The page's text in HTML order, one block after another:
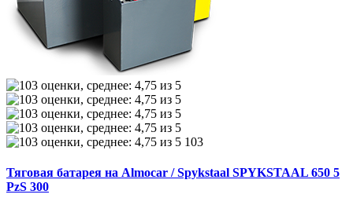
103
Тяговая батарея на Almocar / Spykstaal SPYKSTAAL 650 5
PzS 300